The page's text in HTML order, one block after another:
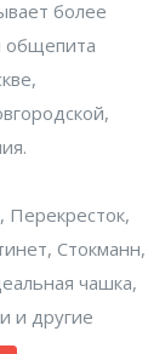
более
общепита
Перекресток,
Стокманн,
чашка,
и другие